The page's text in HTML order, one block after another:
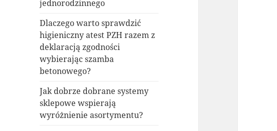
jednorodzinnego
Dlaczego warto sprawdzić
higieniczny atest PZH razem z
deklaracją zgodności
wybierając szamba
betonowego?
Jak dobrze dobrane systemy
sklepowe wspierają
wyróżnienie asortymentu?